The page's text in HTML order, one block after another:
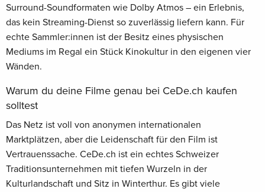
Surround-Soundformaten wie Dolby Atmos – ein Erlebnis,
das kein Streaming-Dienst so zuverlässig liefern kann. Für
echte Sammler:innen ist der Besitz eines physischen
Mediums im Regal ein Stück Kinokultur in den eigenen vier
Wänden.
Warum du deine Filme genau bei CeDe.ch kaufen
solltest
Das Netz ist voll von anonymen internationalen
Marktplätzen, aber die Leidenschaft für den Film ist
Vertrauenssache. CeDe.ch ist ein echtes Schweizer
Traditionsunternehmen mit tiefen Wurzeln in der
Kulturlandschaft und Sitz in Winterthur. Es gibt viele